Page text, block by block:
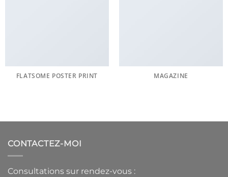
FLATSOME POSTER PRINT MAGAZINE
CONTACTEZ-MOI
Consultations sur rendez-vous :